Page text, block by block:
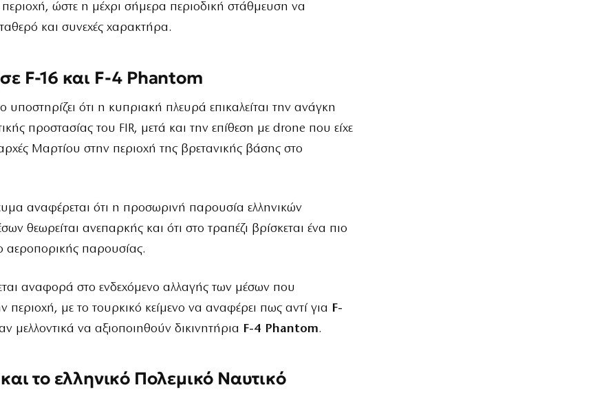
ώστε η μέχρι σήμερα περιοδική στάθμευση να
και συνεχές χαρακτήρα.
F-16 και F-4 Phantom
υποστηρίζει ότι η κυπριακή πλευρά επικαλείται την ανάγκη
προστασίας του FIR, μετά και την επίθεση με drone που είχε
Μαρτίου στην περιοχή της βρετανικής βάσης στο
αναφέρεται ότι η προσωρινή παρουσία ελληνικών
θεωρείται ανεπαρκής και ότι στο τραπέζι βρίσκεται ένα πιο
αεροπορικής παρουσίας.
αναφορά στο ενδεχόμενο αλλαγής των μέσων που
περιοχή, με το τουρκικό κείμενο να αναφέρει πως αντί για F-
μελλοντικά να αξιοποιηθούν δικινητήρια F-4 Phantom.
το ελληνικό Πολεμικό Ναυτικό